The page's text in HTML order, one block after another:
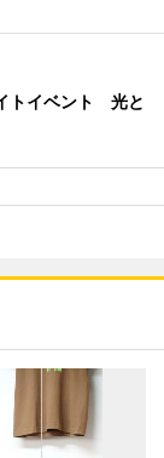
トイベント 光と